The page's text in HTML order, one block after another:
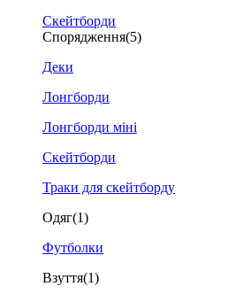
Скейтборди
Спорядження(5)
Деки
Лонгборди
Лонгборди міні
Скейтборди
Траки для скейтборду
Одяг(1)
Футболки
Взуття(1)